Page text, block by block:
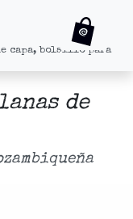
capa, bolsillo para
de